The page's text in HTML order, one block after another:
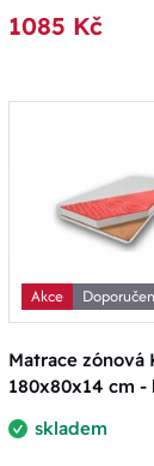
1085 Kč
Akce
Matrace zónová
180x80x14 cm -
skladem